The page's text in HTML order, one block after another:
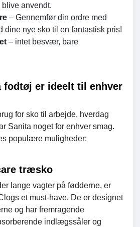
anvendt.
– Gennemfør din ordre med
dine nye sko til en fantastisk pris!
– intet besvær, bare
fodtøj er ideelt til enhver
for sko til arbejde, hverdag
Sanita noget for enhver smag.
populære muligheder:
træsko
lange vagter på fødderne, er
et must-have. De er designet
og har fremragende
indlægssåler og